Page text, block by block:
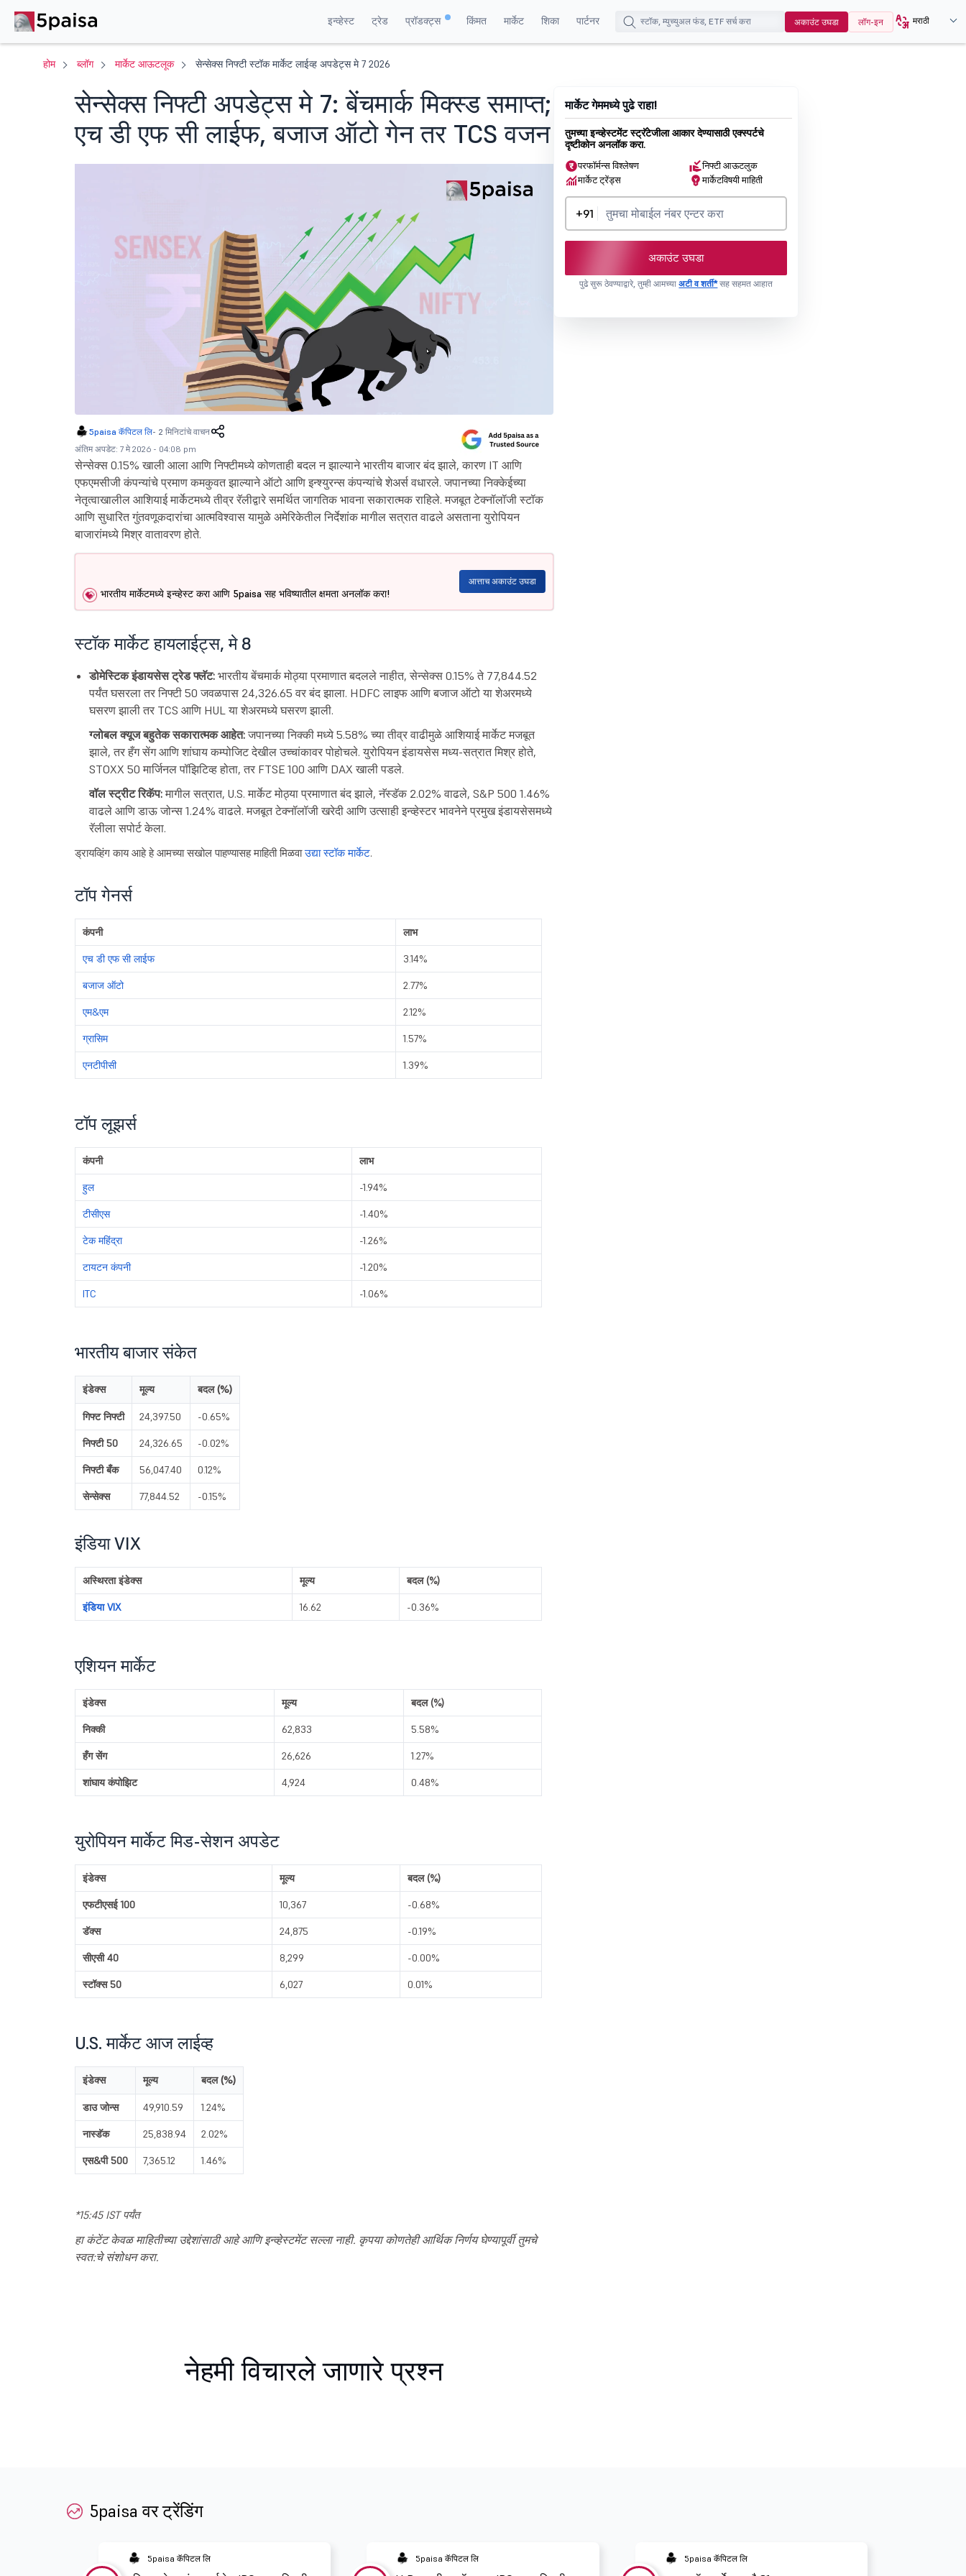
इन्व्हेस्ट ट्रेड प्रॉडक्ट्स किंमत मार्केट शिका पार्टनर अकाउंट उघडा लॉग-इन मराठी
होम ब्लॉग मार्केट आऊटलूक सेन्सेक्स निफ्टी स्टॉक मार्केट लाईव्ह अपडेट्स मे 7 2026
सेन्सेक्स निफ्टी अपडेट्स मे 7: बेंचमार्क मिक्स्ड समाप्त;
एच डी एफ सी लाईफ, बजाज ऑटो गेन तर TCS वजन
5paisa कॅपिटल लि- 2 मिनिटांचे वाचन
अंतिम अपडेट: 7 मे 2026 - 04:08 pm
सेन्सेक्स 0.15% खाली आला आणि निफ्टीमध्ये कोणताही बदल न झाल्याने भारतीय बाजार बंद झाले, कारण IT आणि
एफएमसीजी कंपन्यांचे प्रमाण कमकुवत झाल्याने ऑटो आणि इन्श्युरन्स कंपन्यांचे शेअर्स वधारले. जपानच्या निक्केईच्या
नेतृत्वाखालील आशियाई मार्केटमध्ये तीव्र रॅलीद्वारे समर्थित जागतिक भावना सकारात्मक राहिले. मजबूत टेक्नॉलॉजी स्टॉक
आणि सुधारित गुंतवणूकदारांचा आत्मविश्वास यामुळे अमेरिकेतील निर्देशांक मागील सत्रात वाढले असताना युरोपियन
बाजारांमध्ये मिश्र वातावरण होते.
भारतीय मार्केटमध्ये इन्व्हेस्ट करा आणि 5paisa सह भविष्यातील क्षमता अनलॉक करा!
आत्ताच अकाउंट उघडा
स्टॉक मार्केट हायलाईट्स, मे 8
डोमेस्टिक इंडायसेस ट्रेड फ्लॅट: भारतीय बेंचमार्क मोठ्या प्रमाणात बदलले नाहीत, सेन्सेक्स 0.15% ते 77,844.52
पर्यंत घसरला तर निफ्टी 50 जवळपास 24,326.65 वर बंद झाला. HDFC लाइफ आणि बजाज ऑटो या शेअरमध्ये
घसरण झाली तर TCS आणि HUL या शेअरमध्ये घसरण झाली.
ग्लोबल क्यूज बहुतेक सकारात्मक आहेत:जपानच्या निक्की मध्ये 5.58% च्या तीव्र वाढीमुळे आशियाई मार्केट मजबूत
झाले, तर हँग सेंग आणि शांघाय कम्पोजिट देखील उच्चांकावर पोहोचले. युरोपियन इंडायसेस मध्य-सत्रात मिश्र होते,
STOXX 50 मार्जिनल पॉझिटिव्ह होता, तर FTSE 100 आणि DAX खाली पडले.
वॉल स्ट्रीट रिकॅप:मागील सत्रात, U.S. मार्केट मोठ्या प्रमाणात बंद झाले, नॅस्डॅक 2.02% वाढले, S&P 500 1.46%
वाढले आणि डाऊ जोन्स 1.24% वाढले. मजबूत टेक्नॉलॉजी खरेदी आणि उत्साही इन्व्हेस्टर भावनेने प्रमुख इंडायसेसमध्ये
रॅलीला सपोर्ट केला.
ड्रायव्हिंग काय आहे हे आमच्या सखोल पाहण्यासह माहिती मिळवाउद्या स्टॉक मार्केट.
टॉप गेनर्स
कंपनी लाभ
एच डी एफ सी लाईफ 3.14%
बजाज ऑटो 2.77%
एम&एम 2.12%
ग्रासिम 1.57%
एनटीपीसी 1.39%
टॉप लूझर्स
कंपनी लाभ
हुल -1.94%
टीसीएस -1.40%
टेक महिंद्रा -1.26%
टायटन कंपनी -1.20%
ITC -1.06%
भारतीय बाजार संकेत
इंडेक्स मूल्य बदल (%)
गिफ्ट निफ्टी 24,397.50 -0.65%
निफ्टी 50 24,326.65 -0.02%
निफ्टी बँक 56,047.40 0.12%
सेन्सेक्स 77,844.52 -0.15%
इंडिया VIX
अस्थिरता इंडेक्स मूल्य बदल (%)
इंडिया VIX 16.62 -0.36%
एशियन मार्केट
इंडेक्स मूल्य बदल (%)
निक्की 62,833 5.58%
हँग सेंग 26,626 1.27%
शांघाय कंपोझिट 4,924 0.48%
युरोपियन मार्केट मिड-सेशन अपडेट
इंडेक्स मूल्य बदल (%)
एफटीएसई 100 10,367 -0.68%
डॅक्स 24,875 -0.19%
सीएसी 40 8,299 -0.00%
स्टॉक्स 50 6,027 0.01%
U.S. मार्केट आज लाईव्ह
इंडेक्स मूल्य बदल (%)
डाउ जोन्स 49,910.59 1.24%
नास्डॅक 25,838.94 2.02%
एस&पी 500 7,365.12 1.46%
*15:45 IST पर्यंत
हा कंटेंट केवळ माहितीच्या उद्देशांसाठी आहे आणि इन्व्हेस्टमेंट सल्ला नाही. कृपया कोणतेही आर्थिक निर्णय घेण्यापूर्वी तुमचे
स्वत:चे संशोधन करा.
नेहमी विचारले जाणारे प्रश्न
मार्केट गेममध्ये पुढे राहा!
तुमच्या इन्व्हेस्टमेंट स्ट्रॅटेजीला आकार देण्यासाठी एक्स्पर्टचे
दृष्टीकोन अनलॉक करा.
परफॉर्मन्स विश्लेषण
निफ्टी आऊटलुक
मार्केट ट्रेंड्स
मार्केटविषयी माहिती
+91
अकाउंट उघडा
पुढे सुरू ठेवण्याद्वारे, तुम्ही आमच्याअटी व शर्ती*सह सहमत आहात
5paisa वर ट्रेंडिंग
5paisa कॅपिटल लि 5paisa कॅपिटल लि 5paisa कॅपिटल लि